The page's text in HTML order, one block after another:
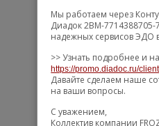
Мы работаем через
Диадок 2BM-
надежных сервисов ЭДО
>> Узнать подробнее и
https://promo.diadoc.ru/
Давайте сделаем наше
на ваши вопросы.
С уважением,
Коллектив компании